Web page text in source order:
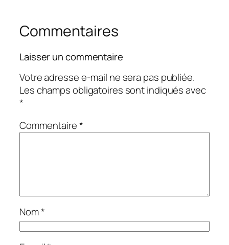
Commentaires
Laisser un commentaire
Votre adresse e-mail ne sera pas publiée.
Les champs obligatoires sont indiqués avec
*
Commentaire*
Nom*